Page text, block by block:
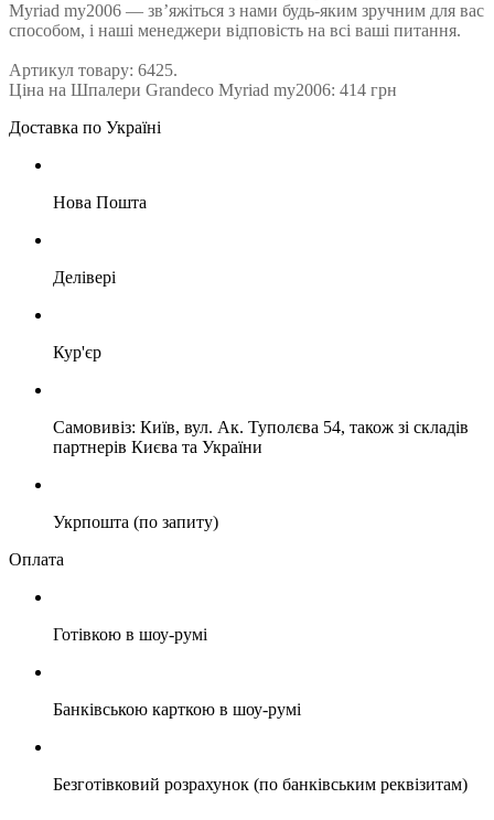
Myriad my2006 — зв’яжіться з нами будь-яким зручним для вас
способом, і наші менеджери відповість на всі ваші питання.
Артикул товару: 6425.
Ціна на Шпалери Grandeco Myriad my2006: 414 грн
Доставка по Україні
Нова Пошта
Делівері
Кур'єр
Самовивіз: Київ, вул. Ак. Туполєва 54, також зі складів
партнерів Києва та України
Укрпошта (по запиту)
Оплата
Готівкою в шоу-румі
Банківською карткою в шоу-румі
Безготівковий розрахунок (по банківським реквізитам)